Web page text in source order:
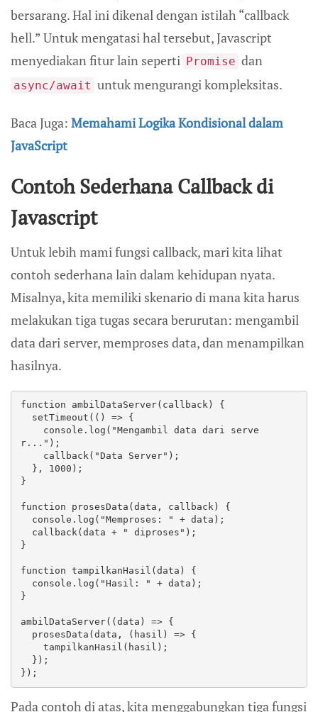
bersarang. Hal ini dikenal dengan istilah “callback
hell.” Untuk mengatasi hal tersebut, Javascript
menyediakan fitur lain seperti Promise dan
async/await untuk mengurangi kompleksitas.
Baca Juga: Memahami Logika Kondisional dalam
JavaScript
Contoh Sederhana Callback di
Javascript
Untuk lebih mami fungsi callback, mari kita lihat
contoh sederhana lain dalam kehidupan nyata.
Misalnya, kita memiliki skenario di mana kita harus
melakukan tiga tugas secara berurutan: mengambil
data dari server, memproses data, dan menampilkan
hasilnya.
function ambilDataServer(callback) {
r...");
}
function prosesData(data, callback) {
}
function tampilkanHasil(data) {
}
ambilDataServer((data) => {
});
Pada contoh di atas, kita menggabungkan tiga fungsi